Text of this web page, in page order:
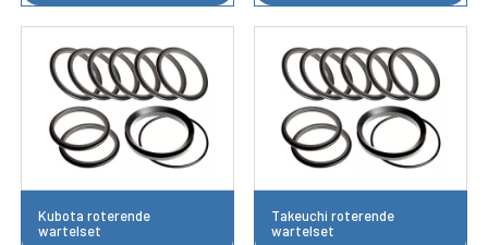
Kubota roterende
wartelset
Takeuchi roterende
wartelset